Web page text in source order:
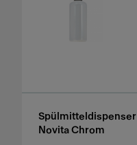
Spülmitteldispenser
Novita Chrom